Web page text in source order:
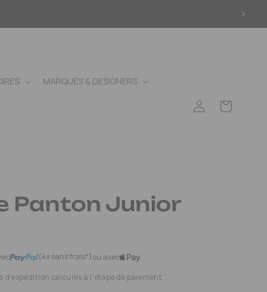
MARQUES & DESIGNERS
Connexion Panier
Panton Junior
(4x sans frais*)ou avec
d'expédition calculés à l'étape de paiement.